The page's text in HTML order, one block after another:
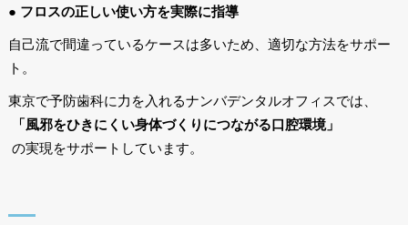
● フロスの正しい使い方を実際に指導
自己流で間違っているケースは多いため、適切な方法をサポー
ト。
東京で予防歯科に力を入れるナンバデンタルオフィスでは、
「風邪をひきにくい身体づくりにつながる口腔環境」
の実現をサポートしています。